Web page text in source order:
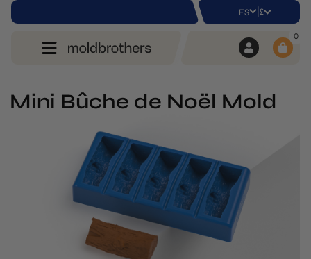
ES | £
0
Mini Bûche de Noël Mold